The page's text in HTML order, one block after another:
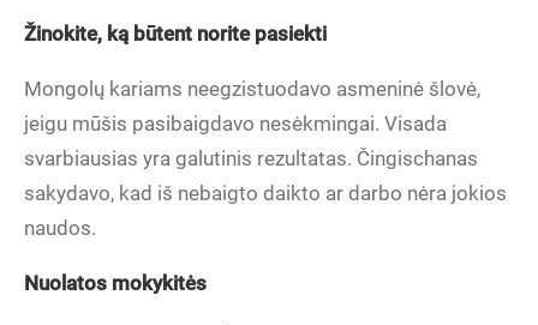
Žinokite, ką būtent norite pasiekti
Mongolų kariams neegzistuodavo asmeninė šlovė,
jeigu mūšis pasibaigdavo nesėkmingai. Visada
svarbiausias yra galutinis rezultatas. Čingischanas
sakydavo, kad iš nebaigto daikto ar darbo nėra jokios
naudos.
Nuolatos mokykitės